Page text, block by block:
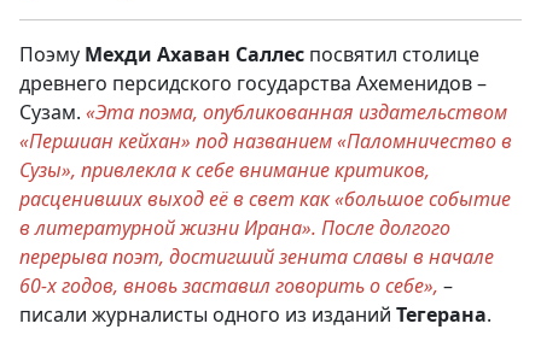
Поэму Мехди Ахаван Саллес посвятил столице
древнего персидского государства Ахеменидов –
Сузам. «Эта поэма, опубликованная издательством
«Першиан кейхан» под названием «Паломничество в
Сузы», привлекла к себе внимание критиков,
расценивших выход её в свет как «большое событие
в литературной жизни Ирана». После долгого
перерыва поэт, достигший зенита славы в начале
60-х годов, вновь заставил говорить о себе», –
писали журналисты одного из изданий Тегерана.